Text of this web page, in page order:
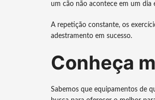
um cão não acontece em um dia
A repetição constante, os
adestramento em sucesso.
Conheça
Sabemos que equipamentos de